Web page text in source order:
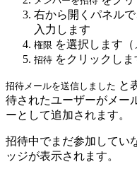
右から開くパネル
入力します
権限 を選択します（
招待 をクリックしま
招待メールを送信しました と
待されたユーザーがメー
ーとして追加されます。
招待中でまだ参加してい
ッジが表示されます。